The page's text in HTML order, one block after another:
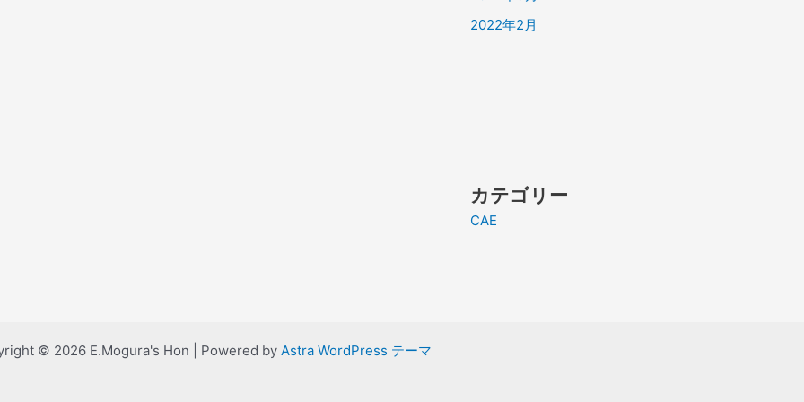
2022年2月
カテゴリー
CAE
© 2026 E.Mogura's Hon | Powered by Astra WordPress テーマ